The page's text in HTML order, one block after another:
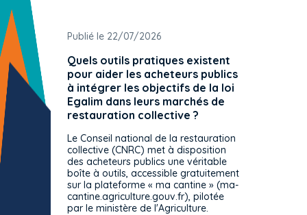
Publié le 22/07/2026
Quels outils pratiques existent
pour aider les acheteurs publics
à intégrer les objectifs de la loi
Egalim dans leurs marchés de
restauration collective ?
Le Conseil national de la restauration
collective (CNRC) met à disposition
des acheteurs publics une véritable
boîte à outils, accessible gratuitement
sur la plateforme « ma cantine » (ma-
cantine.agriculture.gouv.fr), pilotée
par le ministère de l'Agriculture.